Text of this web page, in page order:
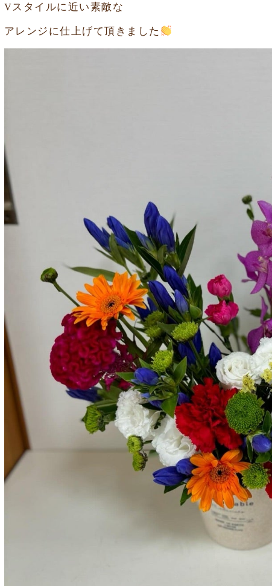
Vスタイルに近い素敵な
アレンジに仕上げて頂きました